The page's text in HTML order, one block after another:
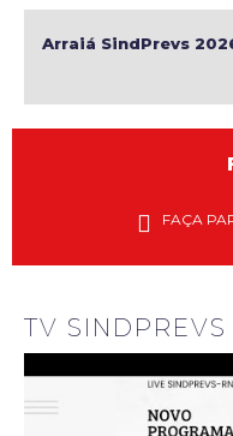
Arraiá SindPrevs
FAÇA
TV SINDPREVS
explanam
do INSS